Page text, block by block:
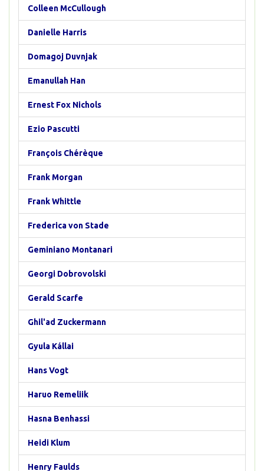
Colleen McCullough
Danielle Harris
Domagoj Duvnjak
Emanullah Han
Ernest Fox Nichols
Ezio Pascutti
François Chérèque
Frank Morgan
Frank Whittle
Frederica von Stade
Geminiano Montanari
Georgi Dobrovolski
Gerald Scarfe
Ghil'ad Zuckermann
Gyula Kállai
Hans Vogt
Haruo Remeliik
Hasna Benhassi
Heidi Klum
Henry Faulds